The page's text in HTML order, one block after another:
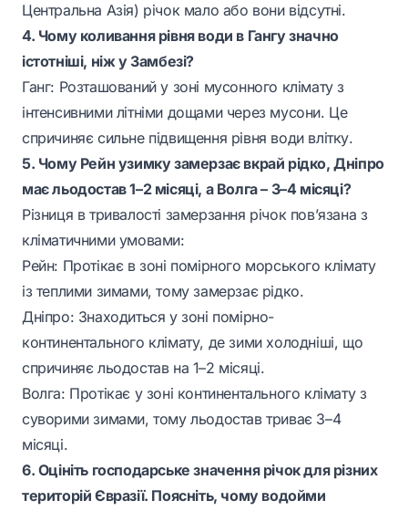
Центральна Азія) річок мало або вони відсутні.
4. Чому коливання рівня води в Гангу значно
істотніші, ніж у Замбезі?
Ганг: Розташований у зоні мусонного клімату з
інтенсивними літніми дощами через мусони. Це
спричиняє сильне підвищення рівня води влітку.
5. Чому Рейн узимку замерзає вкрай рідко, Дніпро
має льодостав 1–2 місяці, а Волга – 3–4 місяці?
Різниця в тривалості замерзання річок пов’язана з
кліматичними умовами:
Рейн: Протікає в зоні помірного морського клімату
із теплими зимами, тому замерзає рідко.
Дніпро: Знаходиться у зоні помірно-
континентального клімату, де зими холодніші, що
спричиняє льодостав на 1–2 місяці.
Волга: Протікає у зоні континентального клімату з
суворими зимами, тому льодостав триває 3–4
місяці.
6. Оцініть господарське значення річок для різних
територій Євразії. Поясніть, чому водойми